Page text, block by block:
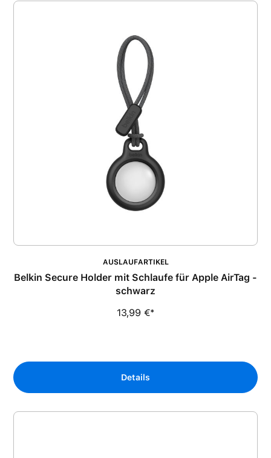
AUSLAUFARTIKEL
Belkin Secure Holder mit Schlaufe für Apple AirTag -
schwarz
13,99 €*
Details